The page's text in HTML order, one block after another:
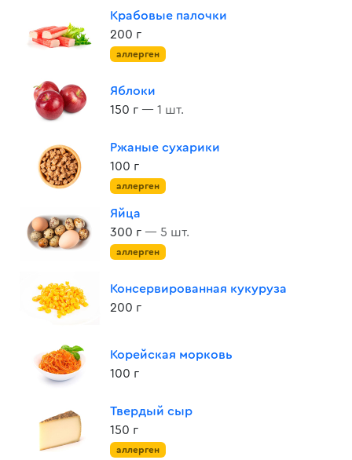
Крабовые палочки
200 г
аллерген
Яблоки
150 г — 1 шт.
Ржаные сухарики
100 г
аллерген
Яйца
300 г — 5 шт.
аллерген
Консервированная кукуруза
200 г
Корейская морковь
100 г
Твердый сыр
150 г
аллерген